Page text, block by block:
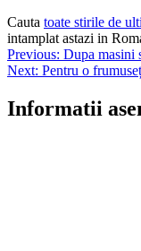
Cauta toate stirile de
intamplat astazi in
Navigare
în
articole
Previous: Dupa masini
Next: Pentru o
Informatii